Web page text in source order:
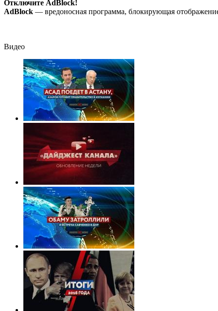
слишком поздно:
Отключите AdBlock!
AdBlock — вредоносная программа, блокирующая
Видео